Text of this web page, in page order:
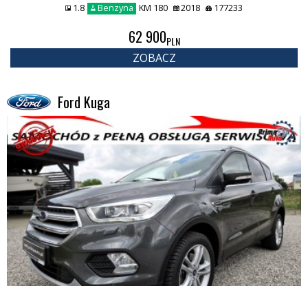
1.8 Benzyna KM 180 2018 177233
62 900PLN
ZOBACZ
Ford Kuga